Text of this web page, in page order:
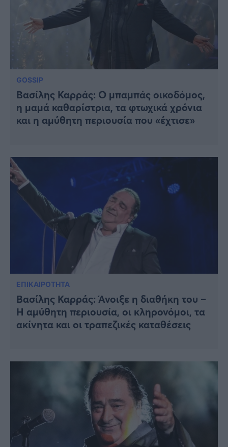
GOSSIP
Βασίλης Καρράς: Ο μπαμπάς οικοδόμος,
η μαμά καθαρίστρια, τα φτωχικά χρόνια
και η αμύθητη περιουσία που «έχτισε»
ΕΠΙΚΑΙΡΟΤΗΤΑ
Βασίλης Καρράς: Άνοιξε η διαθήκη του –
Η αμύθητη περιουσία, οι κληρονόμοι, τα
ακίνητα και οι τραπεζικές καταθέσεις